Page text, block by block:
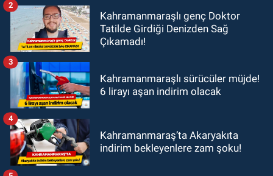
Kahramanmaraşlı genç Doktor
Tatilde Girdiği Denizden Sağ
Çıkamadı!
2
Kahramanmaraşlı sürücüler müjde!
6 lirayı aşan indirim olacak
3
Kahramanmaraş’ta Akaryakıta
indirim bekleyenlere zam şoku!
4